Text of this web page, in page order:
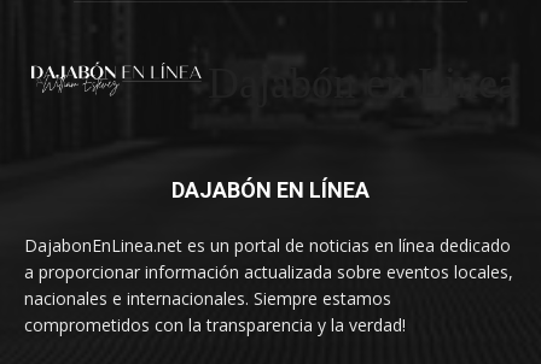
DAJABÓN EN LÍNEA
DajabonEnLinea.net es un portal de noticias en línea dedicado
a proporcionar información actualizada sobre eventos locales,
nacionales e internacionales. Siempre estamos
comprometidos con la transparencia y la verdad!